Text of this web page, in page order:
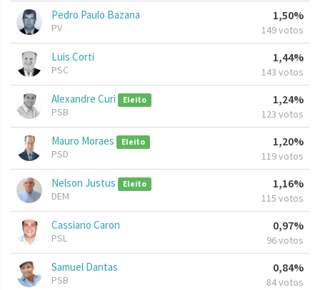
Pedro Paulo Bazana
PV
1,50%
149 votos
Luis Corti
PSC
1,44%
143 votos
Alexandre Curi Eleito
PSB
1,24%
123 votos
Mauro Moraes Eleito
PSD
1,20%
119 votos
Nelson Justus Eleito
DEM
1,16%
115 votos
Cassiano Caron
PSL
0,97%
96 votos
Samuel Dantas
PSB
0,84%
84 votos